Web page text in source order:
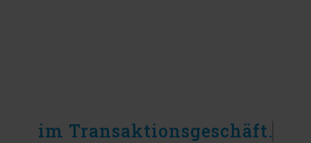
im Transaktionsgeschäft.